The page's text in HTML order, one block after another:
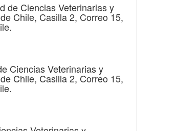
de Ciencias Veterinarias y
Chile, Casilla 2, Correo 15,
Ciencias Veterinarias y
Chile, Casilla 2, Correo 15,